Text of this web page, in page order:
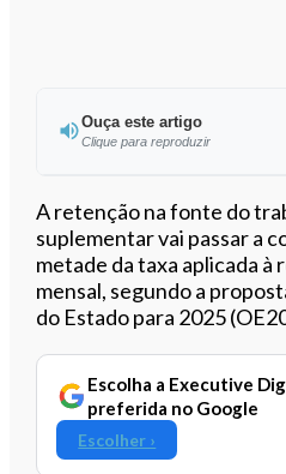
Ouça este artigo
Clique para reproduzir
Ouvir este
A retenção na fonte do
suplementar vai passar a
metade da taxa aplicada à
mensal, segundo a
do Estado para 2025
Escolha a Executive
preferida no Google
Escolher ›